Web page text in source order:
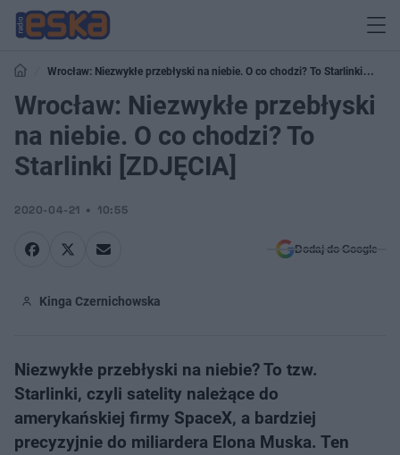
Wrocław: Niezwykłe przebłyski na niebie. O co chodzi? To Starlinki
[ZDJĘCIA]
Wrocław: Niezwykłe przebłyski
na niebie. O co chodzi? To
Starlinki [ZDJĘCIA]
2020-04-21 10:55
Dodaj do Google
Kinga Czernichowska
Niezwykłe przebłyski na niebie? To tzw.
Starlinki, czyli satelity należące do
amerykańskiej firmy SpaceX, a bardziej
precyzyjnie do miliardera Elona Muska. Ten